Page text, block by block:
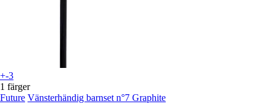
+-3
1 färger
Future Vänsterhändig barnset n°7 Graphite